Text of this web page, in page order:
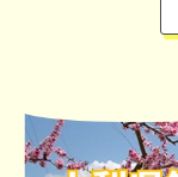
写真提供：浜松・
心に各地区の観光
にパンフレット、